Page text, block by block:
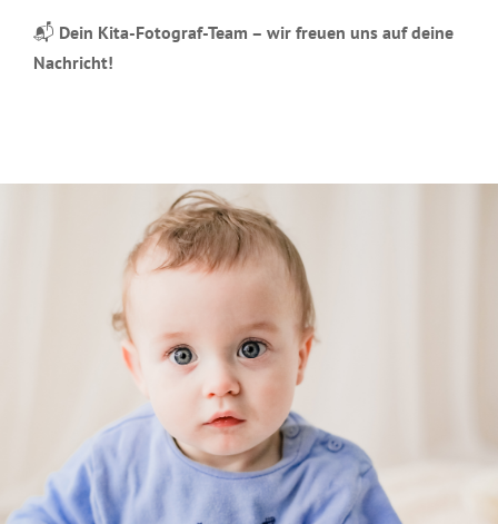
📬 Dein Kita-Fotograf-Team – wir freuen uns auf deine
Nachricht!